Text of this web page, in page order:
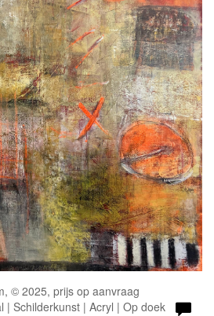
© 2025, prijs op aanvraag
| Schilderkunst | Acryl | Op doek